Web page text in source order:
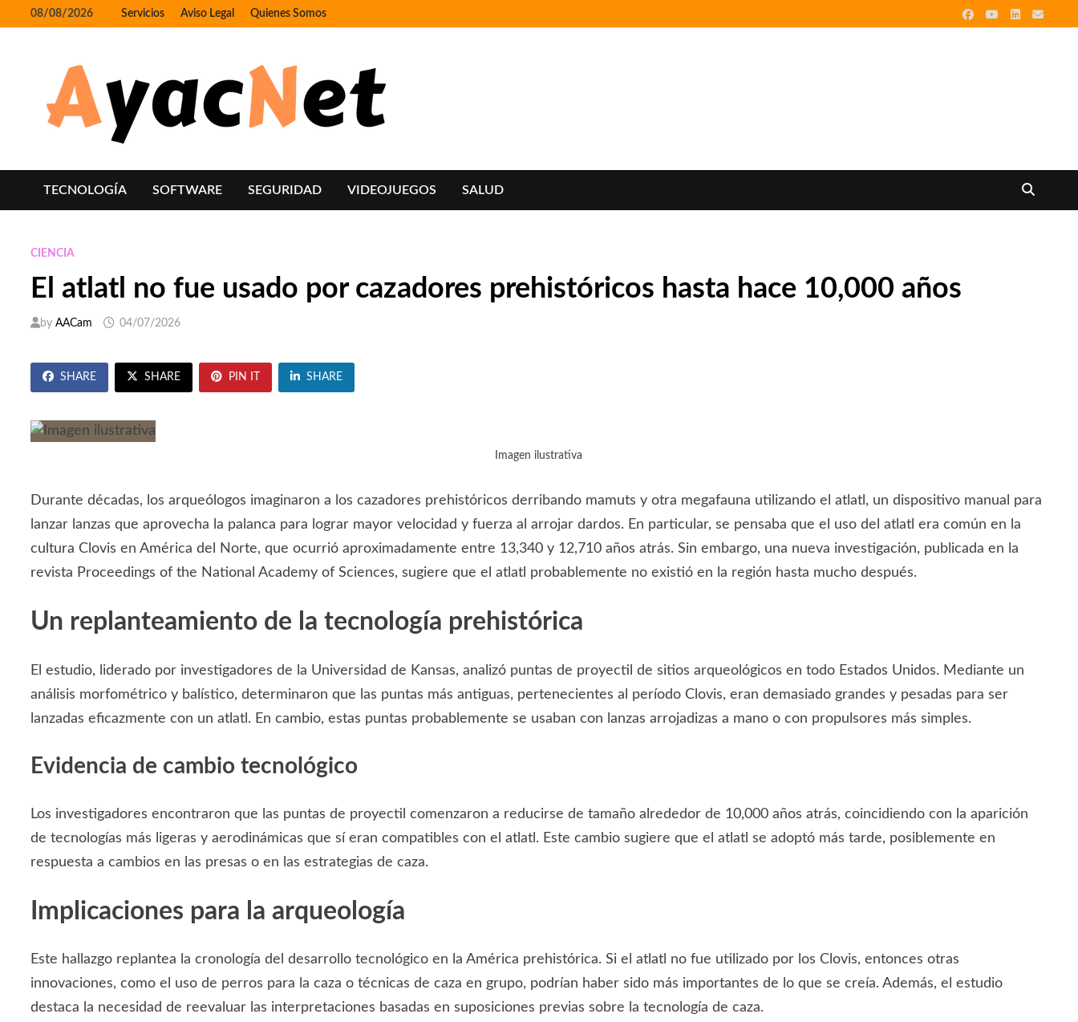
to
08/08/2026 Servicios Aviso Legal Quienes Somos
TECNOLOGÍA SOFTWARE SEGURIDAD VIDEOJUEGOS SALUD
CIENCIA
El atlatl no fue usado por cazadores prehistóricos hasta hace 10,000 años
byAACam 04/07/2026
SHARE SHARE PIN IT SHARE
Imagen ilustrativa
Durante décadas, los arqueólogos imaginaron a los cazadores prehistóricos derribando mamuts y otra megafauna utilizando el atlatl, un dispositivo manual para
lanzar lanzas que aprovecha la palanca para lograr mayor velocidad y fuerza al arrojar dardos. En particular, se pensaba que el uso del atlatl era común en la
cultura Clovis en América del Norte, que ocurrió aproximadamente entre 13,340 y 12,710 años atrás. Sin embargo, una nueva investigación, publicada en la
revista Proceedings of the National Academy of Sciences, sugiere que el atlatl probablemente no existió en la región hasta mucho después.
Un replanteamiento de la tecnología prehistórica
El estudio, liderado por investigadores de la Universidad de Kansas, analizó puntas de proyectil de sitios arqueológicos en todo Estados Unidos. Mediante un
análisis morfométrico y balístico, determinaron que las puntas más antiguas, pertenecientes al período Clovis, eran demasiado grandes y pesadas para ser
lanzadas eficazmente con un atlatl. En cambio, estas puntas probablemente se usaban con lanzas arrojadizas a mano o con propulsores más simples.
Evidencia de cambio tecnológico
Los investigadores encontraron que las puntas de proyectil comenzaron a reducirse de tamaño alrededor de 10,000 años atrás, coincidiendo con la aparición
de tecnologías más ligeras y aerodinámicas que sí eran compatibles con el atlatl. Este cambio sugiere que el atlatl se adoptó más tarde, posiblemente en
respuesta a cambios en las presas o en las estrategias de caza.
Implicaciones para la arqueología
Este hallazgo replantea la cronología del desarrollo tecnológico en la América prehistórica. Si el atlatl no fue utilizado por los Clovis, entonces otras
innovaciones, como el uso de perros para la caza o técnicas de caza en grupo, podrían haber sido más importantes de lo que se creía. Además, el estudio
destaca la necesidad de reevaluar las interpretaciones basadas en suposiciones previas sobre la tecnología de caza.